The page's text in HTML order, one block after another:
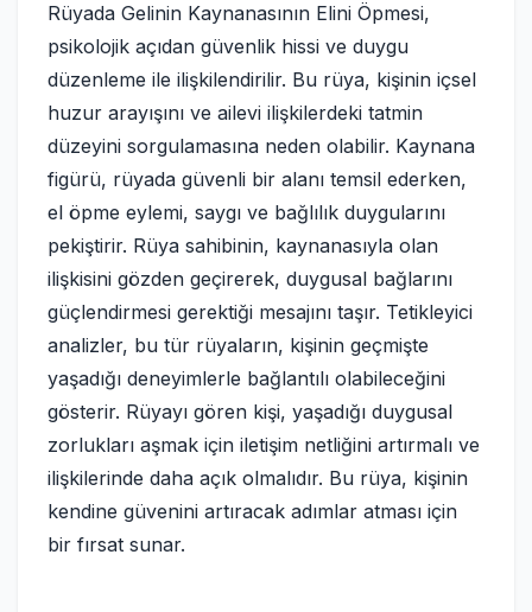
Rüyada Gelinin Kaynanasının Elini Öpmesi,
psikolojik açıdan güvenlik hissi ve duygu
düzenleme ile ilişkilendirilir. Bu rüya, kişinin içsel
huzur arayışını ve ailevi ilişkilerdeki tatmin
düzeyini sorgulamasına neden olabilir. Kaynana
figürü, rüyada güvenli bir alanı temsil ederken,
el öpme eylemi, saygı ve bağlılık duygularını
pekiştirir. Rüya sahibinin, kaynanasıyla olan
ilişkisini gözden geçirerek, duygusal bağlarını
güçlendirmesi gerektiği mesajını taşır. Tetikleyici
analizler, bu tür rüyaların, kişinin geçmişte
yaşadığı deneyimlerle bağlantılı olabileceğini
gösterir. Rüyayı gören kişi, yaşadığı duygusal
zorlukları aşmak için iletişim netliğini artırmalı ve
ilişkilerinde daha açık olmalıdır. Bu rüya, kişinin
kendine güvenini artıracak adımlar atması için
bir fırsat sunar.